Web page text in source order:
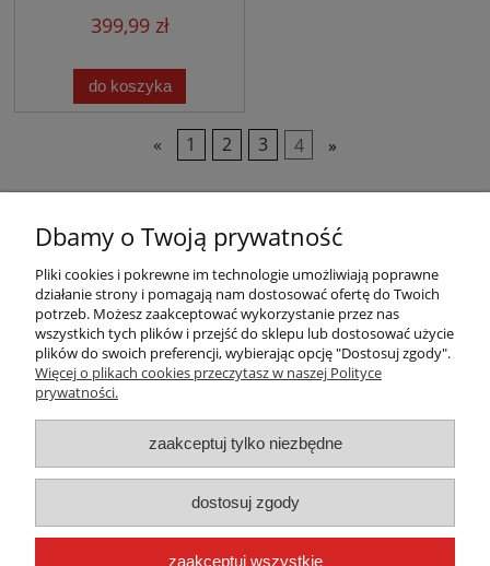
399,99 zł
do koszyka
« 1 2 3 4 »
Warunki zakupów
Moje konto
Płatności i dostawa
Informacje
Dbamy o Twoją prywatność
Pliki cookies i pokrewne im technologie umożliwiają poprawne
działanie strony i pomagają nam dostosować ofertę do Twoich
potrzeb. Możesz zaakceptować wykorzystanie przez nas
wszystkich tych plików i przejść do sklepu lub dostosować użycie
plików do swoich preferencji, wybierając opcję "Dostosuj zgody".
Więcej o plikach cookies przeczytasz w naszej Polityce
prywatności.
zaakceptuj tylko niezbędne
dostosuj zgody
zaakceptuj wszystkie